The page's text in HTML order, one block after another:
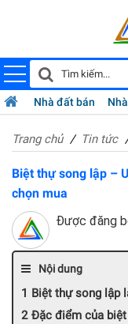
Nhà đất bán
Trang chủ Tin tức
Biệt thự song lập –
chọn mua
Được đăng
Nội dung
Biệt thự song lập
Đặc điểm của